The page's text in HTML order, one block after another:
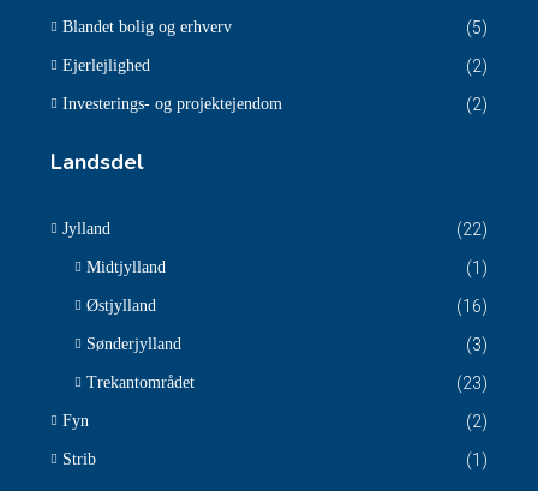
Blandet bolig og erhverv (5)
Ejerlejlighed (2)
Investerings- og projektejendom (2)
Landsdel
Jylland (22)
Midtjylland (1)
Østjylland (16)
Sønderjylland (3)
Trekantområdet (23)
Fyn (2)
Strib (1)